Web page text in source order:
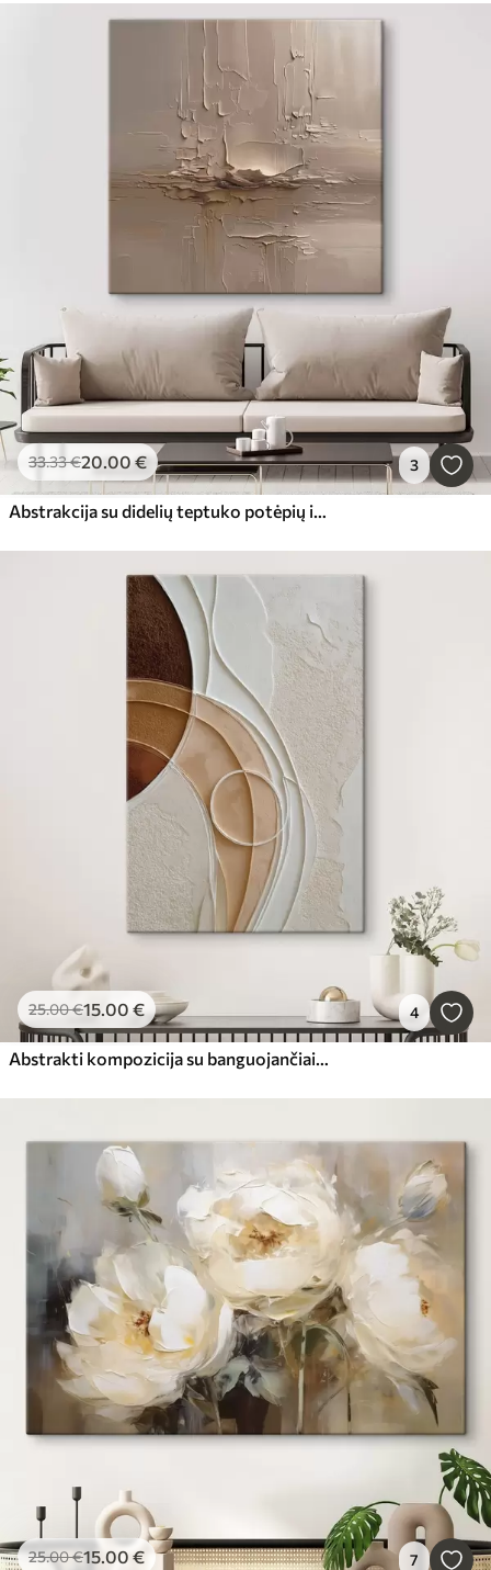
33.33€20.00 € 3
Abstrakcija su didelių teptuko potėpių imitacija
25.00€15.00 € 4
Abstrakti kompozicija su banguojančiais lankais ir apskritimais
25.00€15.00 € 7